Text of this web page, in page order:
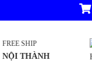
FREE SHIP
NỘI THÀNH